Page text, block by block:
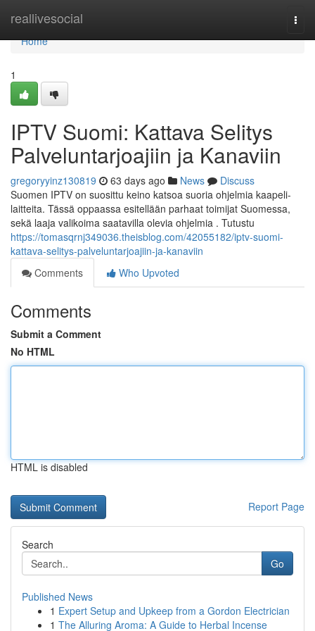
reallivesocial
Home
Home
1
IPTV Suomi: Kattava Selitys
Palveluntarjoajiin ja Kanaviin
gregoryyinz130819 63 days ago News
Discuss
Suomen IPTV on suosittu keino katsoa suoria ohjelmia kaapeli-
laitteita. Tässä oppaassa esitellään parhaat toimijat Suomessa,
sekä laaja valikoima saatavilla olevia ohjelmia . Tutustu
https://tomasqrnj349036.theisblog.com/42055182/iptv-suomi-
kattava-selitys-palveluntarjoajiin-ja-kanaviin
Comments
Who Upvoted
Comments
Submit a Comment
No HTML
HTML is disabled
Report Page
Search
Go
Published News
1 Expert Setup and Upkeep from a Gordon Electrician
1 The Alluring Aroma: A Guide to Herbal Incense